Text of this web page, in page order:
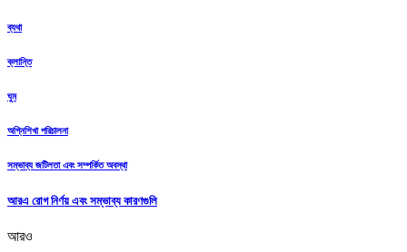
ব্যথা
ক্লান্তি
ঘুম
অগ্নিশিখা পরিচালনা
সম্ভাব্য জটিলতা এবং সম্পর্কিত অবস্থা
আরএ রোগ নির্ণয় এবং সম্ভাব্য কারণগুলি
আরও